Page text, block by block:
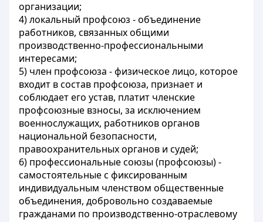
организации;
4) локальный профсоюз - объединение
работников, связанных общими
производственно-профессиональными
интересами;
5) член профсоюза - физическое лицо, которое
входит в состав профсоюза, признает и
соблюдает его устав, платит членские
профсоюзные взносы, за исключением
военнослужащих, работников органов
национальной безопасности,
правоохранительных органов и судей;
6) профессиональные союзы (профсоюзы) -
самостоятельные с фиксированным
индивидуальным членством общественные
объединения, добровольно создаваемые
гражданами по производственно-отраслевому